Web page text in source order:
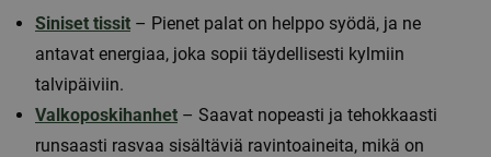
Siniset tissit – Pienet palat on helppo syödä, ja ne
antavat energiaa, joka sopii täydellisesti kylmiin
talvipäiviin.
Valkoposkihanhet – Saavat nopeasti ja tehokkaasti
runsaasti rasvaa sisältäviä ravintoaineita, mikä on